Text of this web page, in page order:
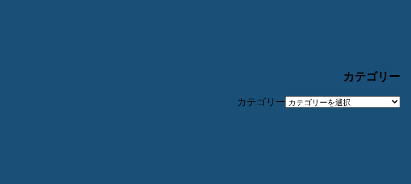
カテゴリー
カテゴリー